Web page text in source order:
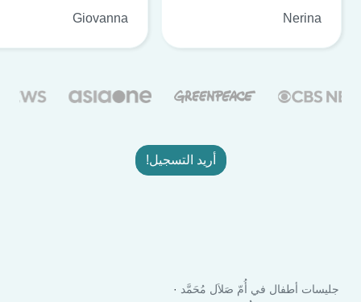
Nerina
Giovanna
أريد التسجيل!
جليسات أطفال في أُمّ صَلاَل مُحَمَّد